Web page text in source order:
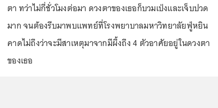
ตา ทว่าไม่กี่ชั่วโมงต่อมา ดวงตาของเธอก็บวมเป่งและเจ็บปวด
มาก จนต้องรีบมาพบแพทย์ที่โรงพยาบาลมหาวิทยาลัยฟู่หยิน
คาดไม่ถึงว่าจะมีสาเหตุมาจากมีผึ้งถึง 4 ตัวอาศัยอยู่ในดวงตา
ของเธอ